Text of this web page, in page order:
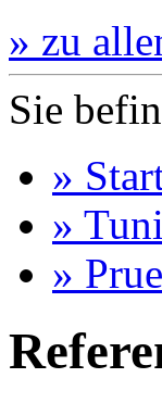
» zu
Sie
»
»
»